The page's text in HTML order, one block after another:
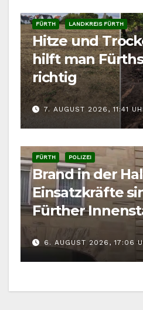
FÜRTH LANDKREIS FÜRTH
Hitze und
hilft man
richtig
7. AUGUST 2026, 11:41
FÜRTH POLIZEI
Brand in der
Einsatzkräfte
Fürther
gefordert
6. AUGUST 2026, 17:06